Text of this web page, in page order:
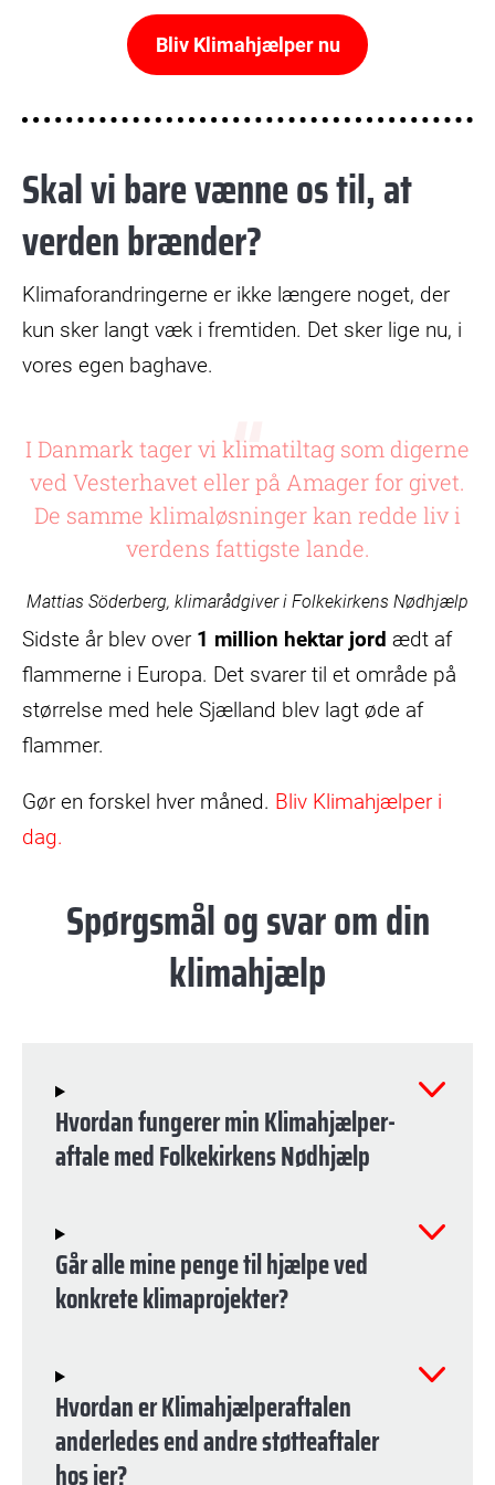
a
y
V
d
e
o
Bliv Klimahjælper nu
Skal vi bare vænne os til, at
verden brænder?
Klimaforandringerne er ikke længere noget, der
kun sker langt væk i fremtiden. Det sker lige nu, i
vores egen baghave.
I Danmark tager vi klimatiltag som digerne
ved Vesterhavet eller på Amager for givet.
De samme klimaløsninger kan redde liv i
verdens fattigste lande.
Mattias Söderberg, klimarådgiver i Folkekirkens Nødhjælp
Sidste år blev over 1 million hektar jord ædt af
flammerne i Europa. Det svarer til et område på
størrelse med hele Sjælland blev lagt øde af
flammer.
Gør en forskel hver måned. Bliv Klimahjælper i
dag.
Spørgsmål og svar om din
klimahjælp
Hvordan fungerer min Klimahjælper-
aftale med Folkekirkens Nødhjælp
Går alle mine penge til hjælpe ved
konkrete klimaprojekter?
Hvordan er Klimahjælperaftalen
anderledes end andre støtteaftaler
hos jer?